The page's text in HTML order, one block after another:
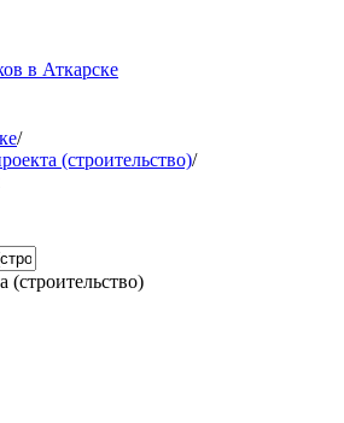
в Аткарске
/
(строительство)/
(строительство)